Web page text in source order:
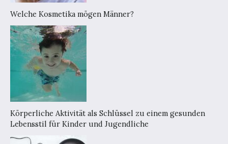
Welche Kosmetika mögen Männer?
Körperliche Aktivität als Schlüssel zu einem gesunden
Lebensstil für Kinder und Jugendliche